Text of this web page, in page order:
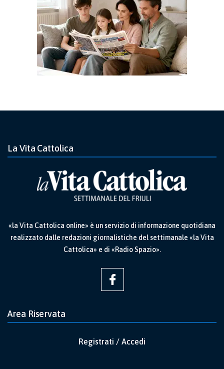
La Vita Cattolica
«la Vita Cattolica online» è un servizio di informazione quotidiana
realizzato dalle redazioni giornalistiche del settimanale «la Vita
Cattolica» e di «Radio Spazio».
Area Riservata
Registrati / Accedi